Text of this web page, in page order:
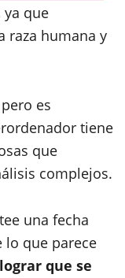
ya que
raza humana y
es
tiene
que
complejos.
una fecha
lo que parece
que se